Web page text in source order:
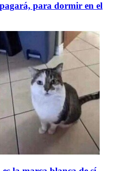
para dormir en el